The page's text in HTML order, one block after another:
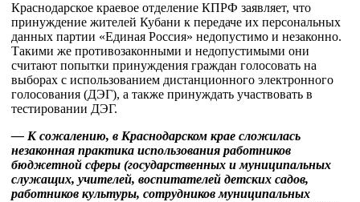
Краснодарское краевое отделение КПРФ заявляет, что
принуждение жителей Кубани к передаче их персональных
данных партии «Единая Россия» недопустимо и незаконно.
Такими же противозаконными и недопустимыми они
считают попытки принуждения граждан голосовать на
выборах с использованием дистанционного электронного
голосования (ДЭГ), а также принуждать участвовать в
тестировании ДЭГ.
— К сожалению, в Краснодарском крае сложилась
незаконная практика использования работников
бюджетной сферы (государственных и муниципальных
служащих, учителей, воспитателей детских садов,
работников культуры, сотрудников муниципальных